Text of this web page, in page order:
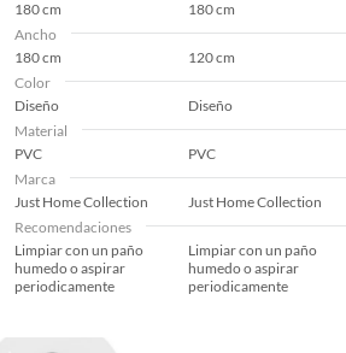
Accesorios para
Para completar tu proyecto
ayudarán a instalar tus cortinas de
Los cortineros te permiten colgar tus
práctica y estética, complementando
barras de cortina, que te ofrecen
estilos y necesidades.
180 cm
180 cm
Ancho
180 cm
120 cm
Color
Diseño
Diseño
Material
PVC
PVC
Marca
Just Home Collection
Just Home Collection
Recomendaciones
Limpiar con un paño
humedo o aspirar
periodicamente
Limpiar con un paño
humedo o aspirar
periodicamente